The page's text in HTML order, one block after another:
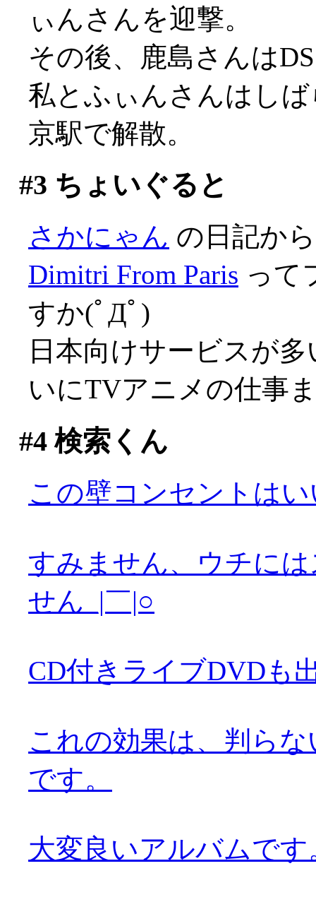
ぃんさんを迎撃。
その後、鹿島さんは
私とふぃんさんはし
京駅で解散。
#3 ちょいぐると
さかにゃん の日記か
Dimitri From Paris って
すか(ﾟДﾟ)
日本向けサービスが
いにTVアニメの仕事
#4検索くん
この壁コンセントは
すみません、ウチに
せん_|￣|○
CD付きライブDVDも
これの効果は、判ら
です。
大変良いアルバムで